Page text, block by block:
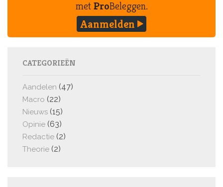
metProBeleggen.
Aanmelden
CATEGORIEËN
Aandelen (47)
Macro (22)
Nieuws (15)
Opinie (63)
Redactie (2)
Theorie (2)